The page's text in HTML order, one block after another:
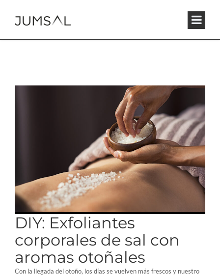
DIY: Exfoliantes
corporales de sal con
aromas otoñales
Con la llegada del otoño, los días se vuelven más frescos y nuestro